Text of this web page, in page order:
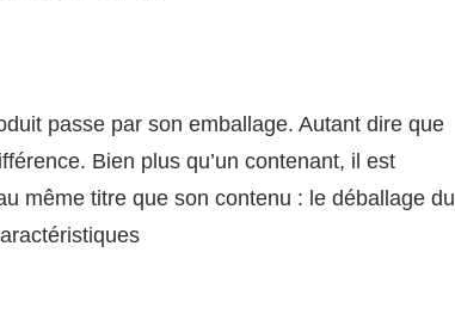
passe par son emballage. Autant dire que
Bien plus qu’un contenant, il est
même titre que son contenu : le déballage du